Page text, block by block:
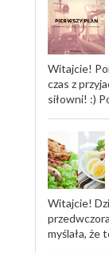
Witajcie!
czas z
siłowni! :)
Witajcie!
myślała, że